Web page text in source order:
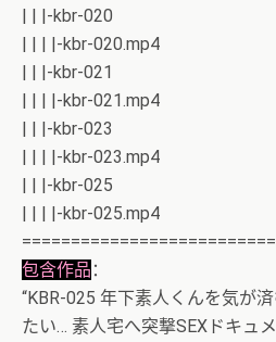
| | |-kbr-020
| | | |-kbr-020.mp4
| | |-kbr-021
| | | |-kbr-021.mp4
| | |-kbr-023
| | | |-kbr-023.mp4
| | |-kbr-025
| | | |-kbr-025.mp4
包含作品 ：
“KBR-025 年下素人くんを気が
たい… 素人宅へ突撃SEXドキュ